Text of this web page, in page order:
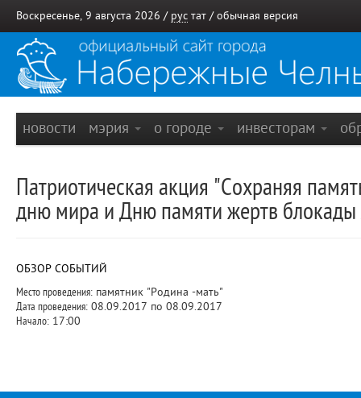
Воскресенье, 9 августа 2026 / рус тат / обычная версия
новости мэрия о городе инвесторам
Патриотическая акция "Сохраняя
дню мира и Дню памяти жертв блокады
ОБЗОР СОБЫТИЙ
Место проведения: памятник "Родина -мать"
Дата проведения: 08.09.2017 по 08.09.2017
Начало: 17:00